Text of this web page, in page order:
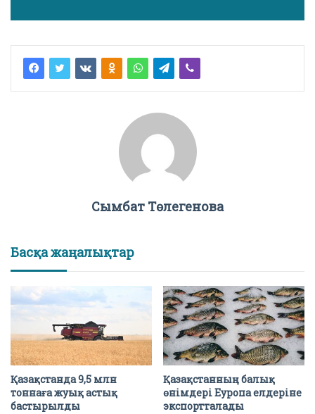
Сымбат Төлегенова
Басқа жаңалықтар
Қазақстанда 9,5 млн
тоннаға жуық астық
бастырылды
Қазақстанның балық
өнімдері Еуропа елдеріне
экспортталады